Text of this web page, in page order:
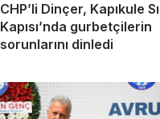
CHP’li Dinçer, Kapıkule
Kapısı’nda gurbetçilerin
sorunlarını dinledi